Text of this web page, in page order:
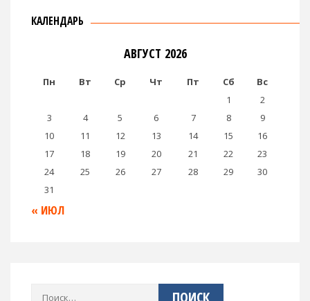
КАЛЕНДАРЬ
АВГУСТ 2026
Пн Вт Ср Чт Пт Сб Вс
« ИЮЛ
1
2
3
4 5 6 7 8
9
10
11 12 13 14 15
16
17
18 19 20 21 22
23
24
25 26 27 28 29
30
31
Найти: